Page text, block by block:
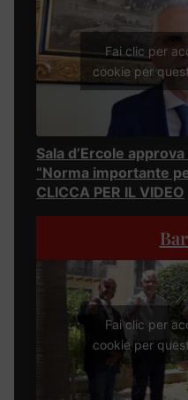
Fai clic per
cookie per
Sala d’Ercole
“Norma importante
CLICCA PER IL VIDEO
Fai clic per
cookie per